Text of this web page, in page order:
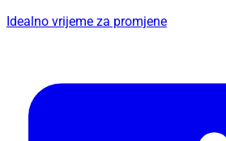
Idealno vrijeme za promjene